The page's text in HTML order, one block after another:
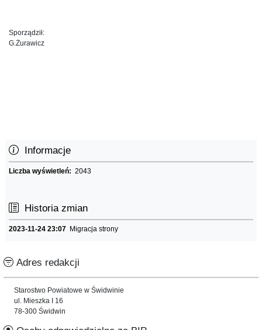
Sporządził:
G.Żurawicz
Informacje
Liczba wyświetleń: 2043
Historia zmian
2023-11-24 23:07 Migracja strony
Adres redakcji
Starostwo Powiatowe w Świdwinie
ul. Mieszka I 16
78-300 Świdwin